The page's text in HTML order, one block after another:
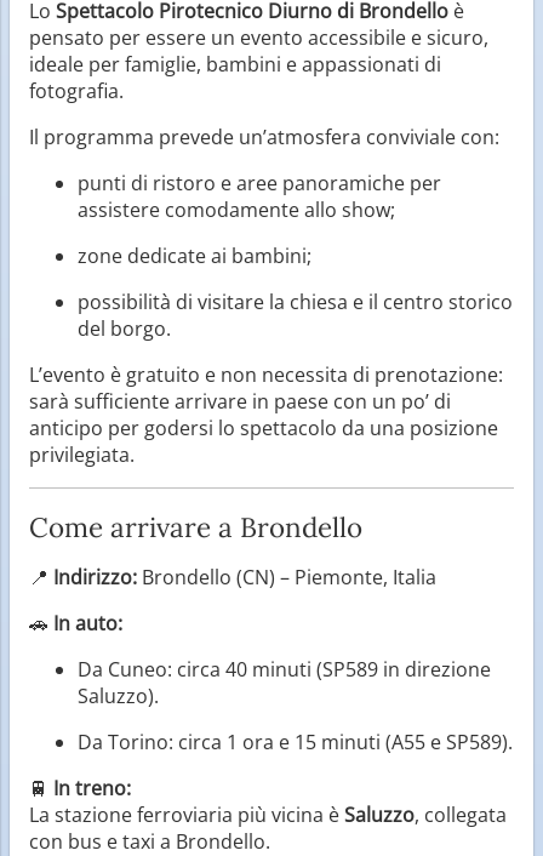
Lo Spettacolo Pirotecnico Diurno di Brondello è
pensato per essere un evento accessibile e sicuro,
ideale per famiglie, bambini e appassionati di
fotografia.
Il programma prevede un’atmosfera conviviale con:
punti di ristoro e aree panoramiche per
assistere comodamente allo show;
zone dedicate ai bambini;
possibilità di visitare la chiesa e il centro storico
del borgo.
L’evento è gratuito e non necessita di prenotazione:
sarà sufficiente arrivare in paese con un po’ di
anticipo per godersi lo spettacolo da una posizione
privilegiata.
Come arrivare a Brondello
📍 Indirizzo: Brondello (CN) – Piemonte, Italia
🚗 In auto:
Da Cuneo: circa 40 minuti (SP589 in direzione
Saluzzo).
Da Torino: circa 1 ora e 15 minuti (A55 e SP589).
🚆 In treno:
La stazione ferroviaria più vicina èSaluzzo, collegata
con bus e taxi a Brondello.